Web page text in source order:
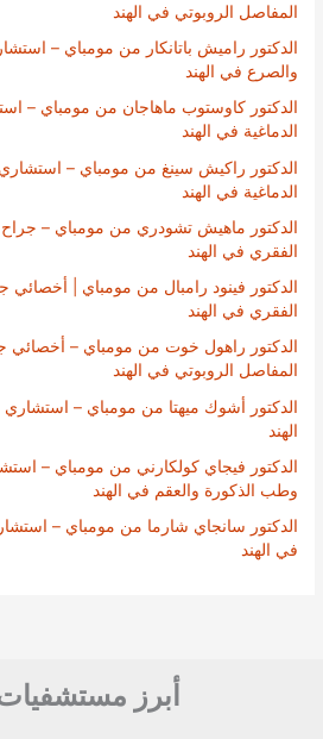
المفاصل الروبوتي في الهند
الدكتور راميش باتانكار من مومباي –
والصرع في الهند
الدكتور كاوستوب ماهاجان من مومباي –
الدماغية في الهند
الدكتور راكيش سينغ من مومباي –
الدماغية في الهند
الدكتور ماهيش تشودري من مومباي – جراح
الفقري في الهند
الدكتور فينود رامبال من مومباي | أخصائي
الفقري في الهند
الدكتور راهول خوت من مومباي – أخصائي
المفاصل الروبوتي في الهند
الدكتور أشوك ميهتا من مومباي – استشاري
الهند
الدكتور فيجاي كولكارني من مومباي –
وطب الذكورة والعقم في الهند
الدكتور سانجاي شارما من مومباي –
في الهند
أبرز مستشفيات